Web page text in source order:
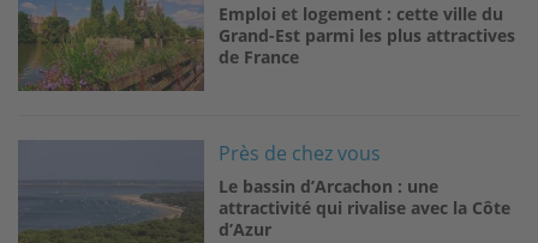
Emploi et logement : cette ville du
Grand-Est parmi les plus attractives
de France
Image Près de chez vous
Le bassin d’Arcachon : une
attractivité qui rivalise avec la Côte
d’Azur